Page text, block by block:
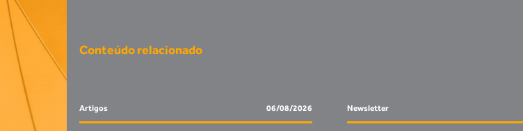
Conteúdo relacionado
Artigos 06/08/2026 Newsletter